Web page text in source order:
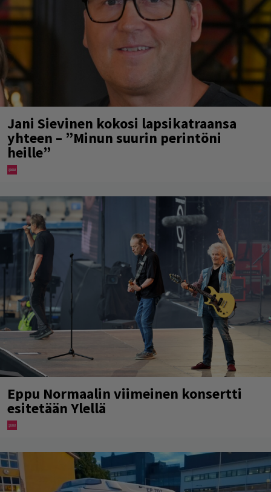
Jani Sievinen kokosi lapsikatraansa
yhteen – ”Minun suurin perintöni
heille”
Eppu Normaalin viimeinen konsertti
esitetään Ylellä